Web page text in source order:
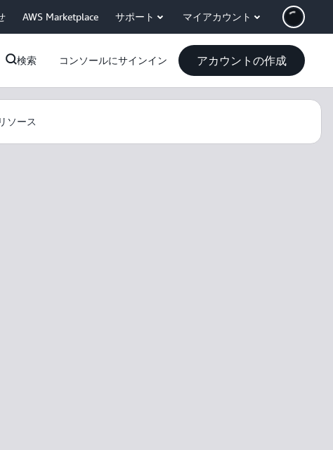
AWS Marketplace サポート マイアカウント
検索 コンソールにサインイン アカウントの作成
リソース